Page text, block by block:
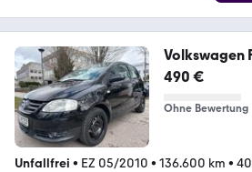
490 €
Ohne Bewertung
Unfallfrei • EZ 05/2010 • 136.600 km •